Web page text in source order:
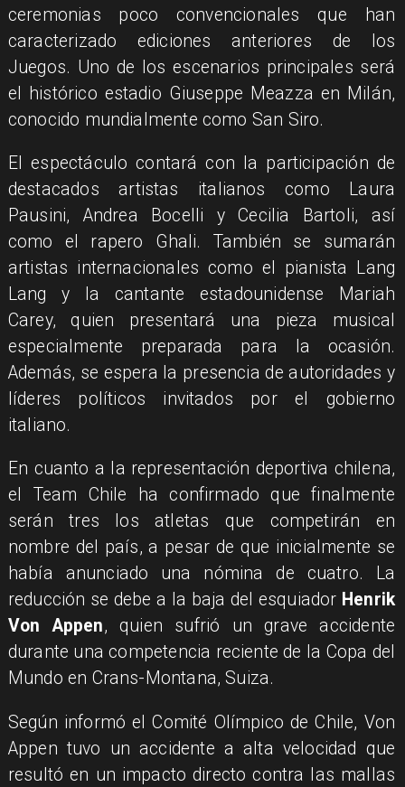
ceremonias poco convencionales que han
caracterizado ediciones anteriores de los
Juegos. Uno de los escenarios principales será
el histórico estadio Giuseppe Meazza en Milán,
conocido mundialmente como San Siro.
El espectáculo contará con la participación de
destacados artistas italianos como Laura
Pausini, Andrea Bocelli y Cecilia Bartoli, así
como el rapero Ghali. También se sumarán
artistas internacionales como el pianista Lang
Lang y la cantante estadounidense Mariah
Carey, quien presentará una pieza musical
especialmente preparada para la ocasión.
Además, se espera la presencia de autoridades y
líderes políticos invitados por el gobierno
italiano.
En cuanto a la representación deportiva chilena,
el Team Chile ha confirmado que finalmente
serán tres los atletas que competirán en
nombre del país, a pesar de que inicialmente se
había anunciado una nómina de cuatro. La
reducción se debe a la baja del esquiador Henrik
Von Appen, quien sufrió un grave accidente
durante una competencia reciente de la Copa del
Mundo en Crans-Montana, Suiza.
Según informó el Comité Olímpico de Chile, Von
Appen tuvo un accidente a alta velocidad que
resultó en un impacto directo contra las mallas